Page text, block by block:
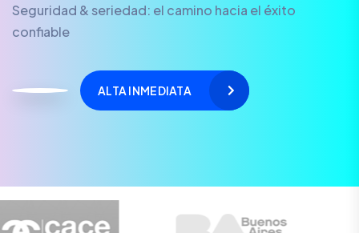
Seguridad & seriedad: el camino hacia el éxito
confiable
ALTA INMEDIATA